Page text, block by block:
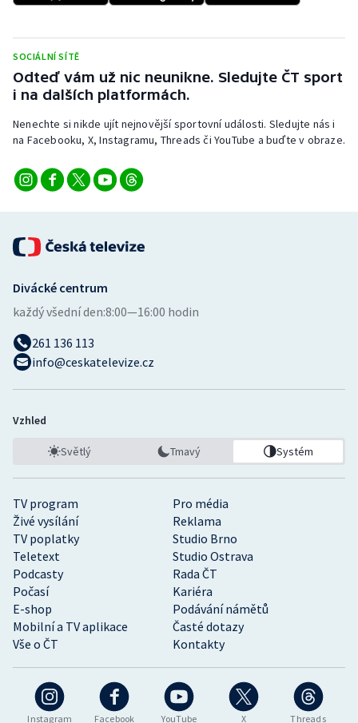
SOCIÁLNÍ SÍTĚ
Odteď vám už nic neunikne. Sledujte ČT sport
i na dalších platformách.
Nenechte si nikde ujít nejnovější sportovní události. Sledujte nás i
na Facebooku, X, Instagramu, Threads či YouTube a buďte v obraze.
Instagram Facebook YouTube X Threads
TV program
Pro média
Živé vysílání
Reklama
TV poplatky
Studio Brno
Teletext
Studio Ostrava
Podcasty
Rada ČT
Počasí
Kariéra
E-shop
Podávání námětů
Mobilní a TV aplikace
Časté dotazy
Vše o ČT
Kontakty
Divácké centrum
každý všední den:8:00—16:00 hodin
261 136 113
info@ceskatelevize.cz
Vzhled
Světlý Tmavý Systém